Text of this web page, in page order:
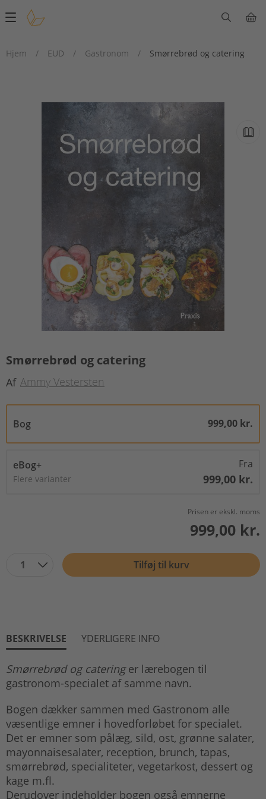
Main
Hjem
/ EUD / Gastronom / Smørrebrød og catering
Smørrebrød og catering
Af Ammy Vestersten
Bog 999,00 kr.
eBog+
Flere varianter
Fra
999,00 kr.
Prisen er ekskl. moms
999,00 kr.
1 Tilføj til kurv
BESKRIVELSE YDERLIGERE INFO
Smørrebrød og cateringer lærebogen til
gastronom-specialet af samme navn.
Bogen dækker sammen med Gastronom alle
væsentlige emner i hovedforløbet for specialet.
Det er emner som pålæg, sild, ost, grønne salater,
mayonnaisesalater, reception, brunch, tapas,
smørrebrød, specialiteter, vegetarkost, dessert og
kage m.fl.
Derudover indeholder bogen også emnerne